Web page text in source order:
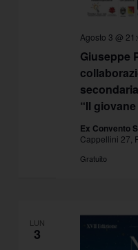
Giuseppe
“Il
Agosto 3 @
Ex Convento
Cappellini 27,
Gratuito
LUN
3